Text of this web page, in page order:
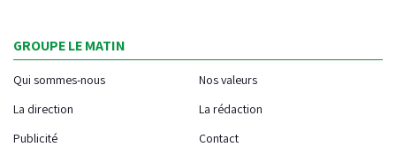
GROUPE LE MATIN
Qui sommes-nous
Nos valeurs
La direction
La rédaction
Publicité
Contact